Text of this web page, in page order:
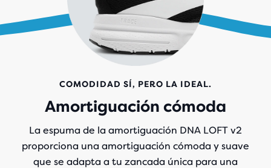
COMODIDAD SÍ, PERO LA IDEAL.
Amortiguación cómoda
La espuma de la amortiguación DNA LOFT v2
proporciona una amortiguación cómoda y suave
que se adapta a tu zancada única para una